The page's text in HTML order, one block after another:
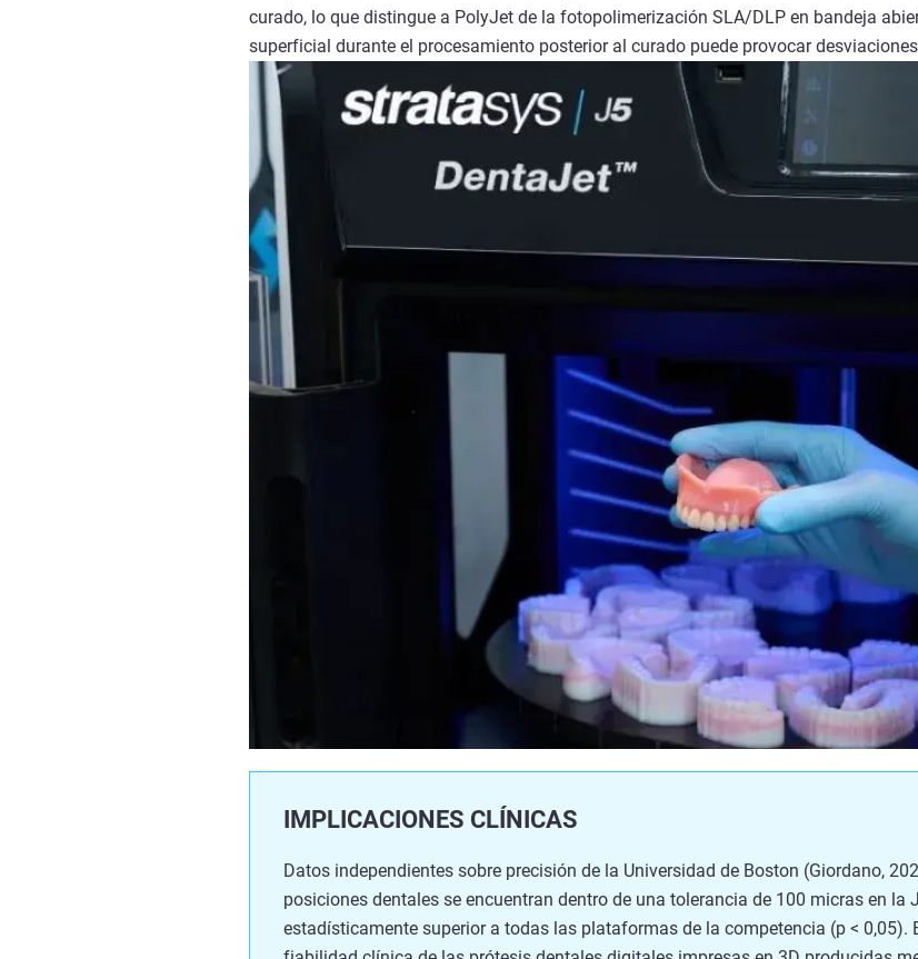
curado, lo que distingue a PolyJet de la fotopolimerización SLA/DLP en bandeja
superficial durante el procesamiento posterior al curado puede provocar
IMPLICACIONES CLÍNICAS
Datos independientes sobre precisión de la Universidad de Boston (Giordano,
posiciones dentales se encuentran dentro de una tolerancia de 100 micras en la
estadísticamente superior a todas las plataformas de la competencia (p < 0,05).